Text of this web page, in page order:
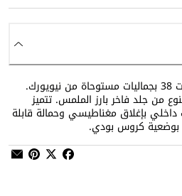
تقدم كوتش حقيبة مسنجر موت 38 بجماليات مستوحاة من نيويورك.
من جلد فاخر بارز الملمس. تتميز
بإغلاق مغناطيسي وحمالة قابلة
بوضعية كروس بودي.